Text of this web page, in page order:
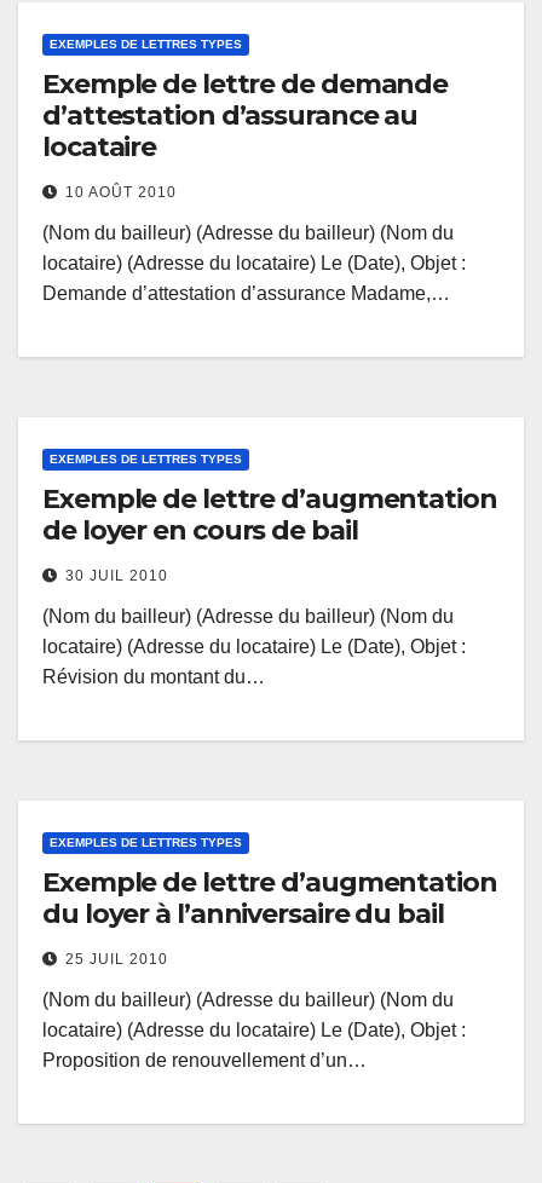
EXEMPLES DE LETTRES TYPES
Exemple de lettre de demande
d’attestation d’assurance au
locataire
10 AOÛT 2010
(Nom du bailleur) (Adresse du bailleur) (Nom du
locataire) (Adresse du locataire) Le (Date), Objet :
Demande d’attestation d’assurance Madame,…
EXEMPLES DE LETTRES TYPES
Exemple de lettre d’augmentation
de loyer en cours de bail
30 JUIL 2010
(Nom du bailleur) (Adresse du bailleur) (Nom du
locataire) (Adresse du locataire) Le (Date), Objet :
Révision du montant du…
EXEMPLES DE LETTRES TYPES
Exemple de lettre d’augmentation
du loyer à l’anniversaire du bail
25 JUIL 2010
(Nom du bailleur) (Adresse du bailleur) (Nom du
locataire) (Adresse du locataire) Le (Date), Objet :
Proposition de renouvellement d’un…